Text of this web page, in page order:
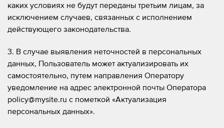
каких условиях не будут переданы третьим лицам, за
исключением случаев, связанных с исполнением
действующего законодательства.
3. В случае выявления неточностей в персональных
данных, Пользователь может актуализировать их
самостоятельно, путем направления Оператору
уведомление на адрес электронной почты Оператора
policy@mysite.ru с пометкой «Актуализация
персональных данных».